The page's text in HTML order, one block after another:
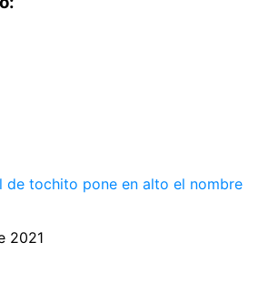
de tochito pone en alto el nombre
2021